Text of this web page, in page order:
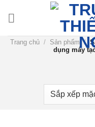
dungTrang chủ / Sản phẩm /
dụng máy